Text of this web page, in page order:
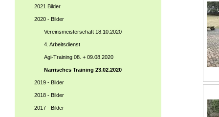
2021 Bilder
2020 - Bilder
Vereinsmeisterschaft 18.10.2020
4. Arbeitsdienst
Agi-Training 08. + 09.08.2020
Närrisches Training 23.02.2020
2019 - Bilder
2018 - Bilder
2017 - Bilder